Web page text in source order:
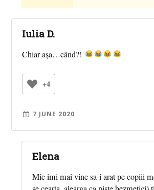
Iulia D.
Chiar așa…când?!
+4
7 JUNE 2020
Elena
Mie imi mai vine sa-i arat pe copiii